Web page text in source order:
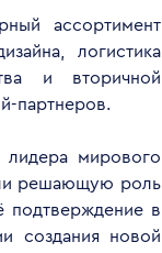
ассортимент
логистика
и вторичной
партнеров.
мирового
решающую роль
подтверждение в
создания новой